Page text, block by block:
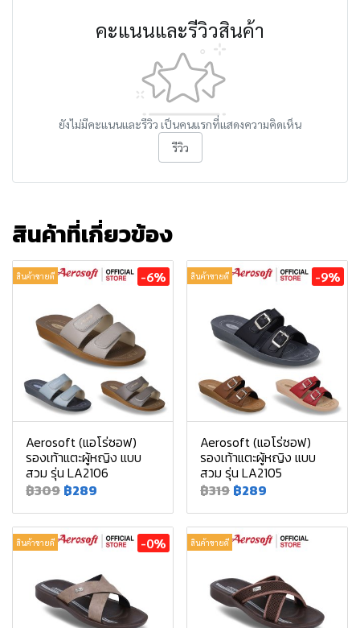
คะแนนและรีวิวสินค้า
ยังไม่มีคะแนนและรีวิว เป็นคนแรกที่แสดงความคิดเห็น
รีวิว
สินค้าที่เกี่ยวข้อง
สินค้าขายดี -6%
Aerosoft (แอโร่ซอฟ)
รองเท้าแตะผู้หญิง แบบ
สวม รุ่น LA2106
฿309 ฿289
สินค้าขายดี -9%
Aerosoft (แอโร่ซอฟ)
รองเท้าแตะผู้หญิง แบบ
สวม รุ่น LA2105
฿319 ฿289
สินค้าขายดี -0% สินค้าขายดี